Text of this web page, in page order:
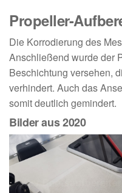
Propeller-
Die Korrodierung des
Anschließend wurde der
Beschichtung versehen,
verhindert. Auch das
somit deutlich gemindert.
Bilder aus 2020